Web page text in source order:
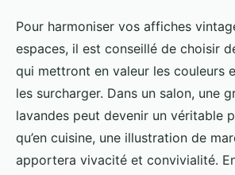
Pour harmoniser vos affiches
espaces, il est conseillé de choisir
qui mettront en valeur les couleurs
les surcharger. Dans un salon, une
lavandes peut devenir un véritable
qu’en cuisine, une illustration de
apportera vivacité et convivialité.